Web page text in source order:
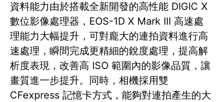
資料能力由於搭載全新開發的高性能 DIGIC X
數位影像處理器，EOS-1D X Mark III 高速處
理能力大幅提升，可對龐大的連拍資料進行高
速處理，瞬間完成更精細的銳度處理，提高解
析度表現，改善高 ISO 範圍內的影像品質，讓
畫質進一步提升。同時，相機採用雙
CFexpress 記憶卡方式，能夠對連拍產生的大